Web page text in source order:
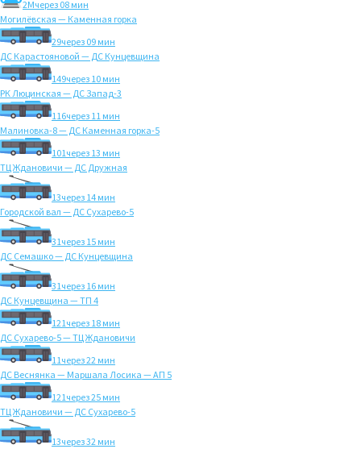
2Mчерез 08 мин
Могилёвская — Каменная горка
29через 09 мин
ДС Карастояновой — ДС Кунцевщина
149через 10 мин
РК Люцинская — ДС Запад-3
116через 11 мин
Малиновка-8 — ДС Каменная горка-5
101через 13 мин
ТЦ Ждановичи — ДС Дружная
13через 14 мин
Городской вал — ДС Сухарево-5
31через 15 мин
ДС Семашко — ДС Кунцевщина
31через 16 мин
ДС Кунцевщина — ТП 4
121через 18 мин
ДС Сухарево-5 — ТЦ Ждановичи
11через 22 мин
ДС Веснянка — Маршала Лосика — АП 5
121через 25 мин
ТЦ Ждановичи — ДС Сухарево-5
13через 32 мин